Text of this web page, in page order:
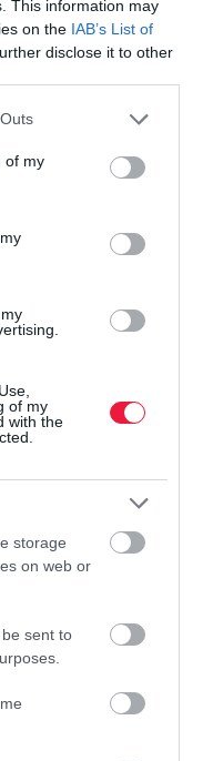
This information may
on the IAB’s List of
disclose it to other
one or more Google
You may click to
its third-party tags to
in below Google
of my
of my
with the
storage
on web or
sent to
Feladvány
felvételi
hogy melyik éri meg
Itt egy számítás a